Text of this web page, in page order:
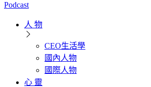
Podcast
人 物
CEO生活學
國內人物
國際人物
心 靈